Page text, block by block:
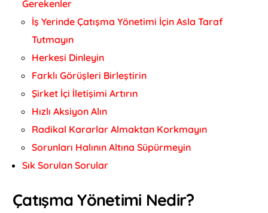
Gerekenler
İş Yerinde Çatışma Yönetimi İçin Asla Taraf
Tutmayın
Herkesi Dinleyin
Farklı Görüşleri Birleştirin
Şirket İçi İletişimi Artırın
Hızlı Aksiyon Alın
Radikal Kararlar Almaktan Korkmayın
Sorunları Halının Altına Süpürmeyin
Sık Sorulan Sorular
Çatışma Yönetimi Nedir?